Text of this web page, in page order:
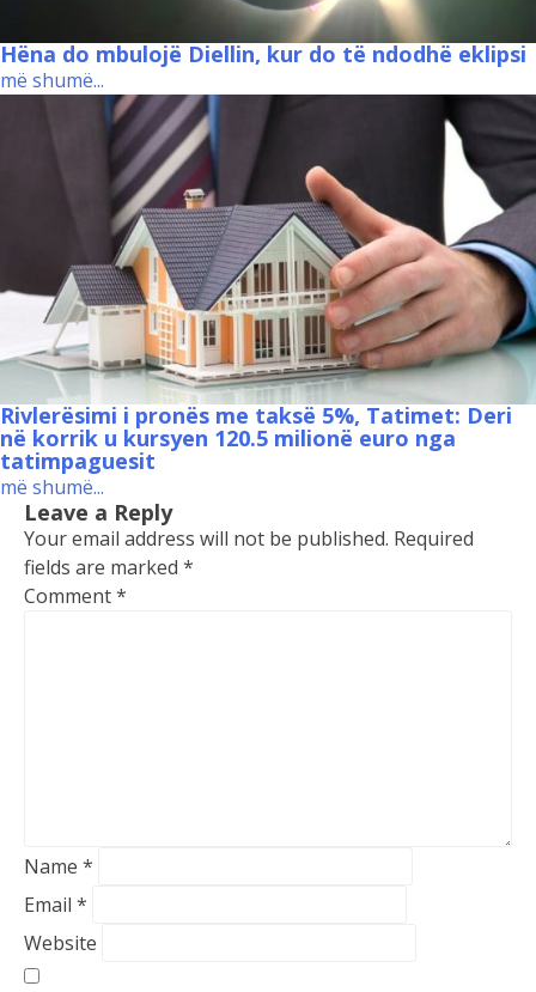
Hëna do mbulojë Diellin, kur do të ndodhë eklipsi
më shumë...
Rivlerësimi i pronës me taksë 5%, Tatimet: Deri
në korrik u kursyen 120.5 milionë euro nga
tatimpaguesit
më shumë...
Leave a Reply
Your email address will not be published. Required
fields are marked *
Comment*
Name *
Email *
Website